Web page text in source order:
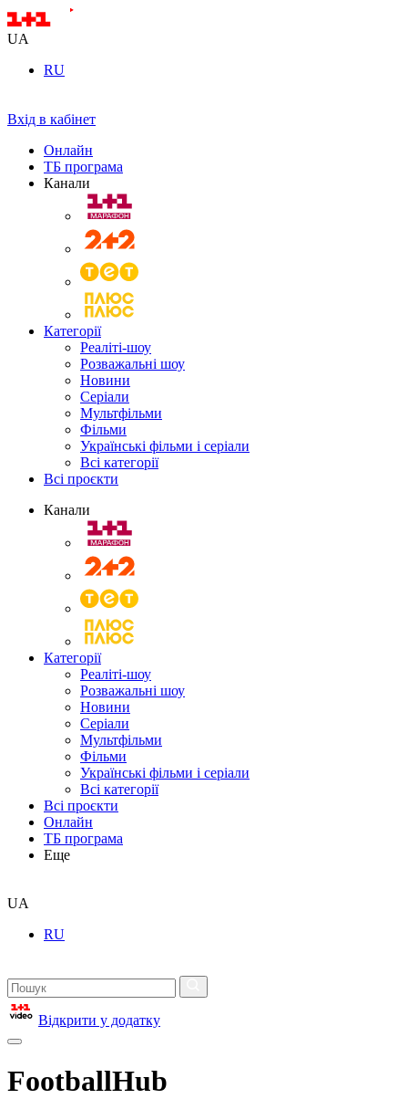
UA
RU
Вхід в кабінет
Онлайн
ТБ програма
Канали
Категорії
Реаліті-шоу
Розважальні шоу
Новини
Серіали
Мультфільми
Фільми
Українські фільми і серіали
Всі категорії
Всі проєкти
Канали
Категорії
Реаліті-шоу
Розважальні шоу
Новини
Серіали
Мультфільми
Фільми
Українські фільми і серіали
Всі категорії
Всі проєкти
Онлайн
ТБ програма
Еще
UA
RU
Відкрити у додатку
FootballHub